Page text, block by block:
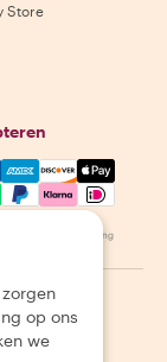
Store
Visa, Amex,
varieert per bestemming
op ons
we